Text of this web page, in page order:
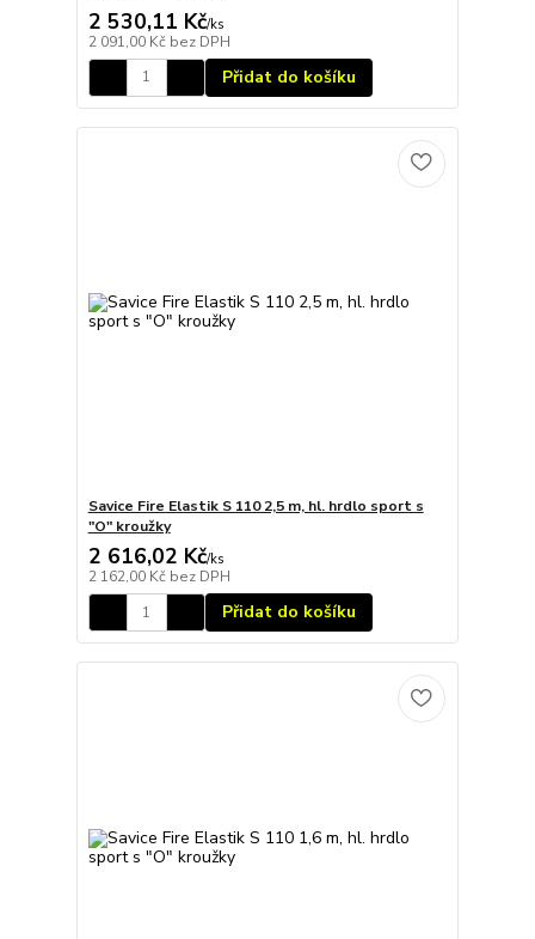
2 530,11 Kč/ks
2 091,00 Kč bez DPH
Přidat do košíku
Savice Fire Elastik S 110 2,5 m, hl. hrdlo sport s
"O" kroužky
2 616,02 Kč/ks
2 162,00 Kč bez DPH
Přidat do košíku